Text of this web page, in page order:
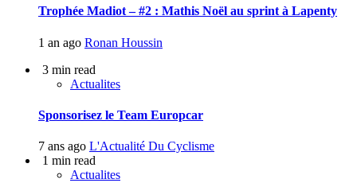
Trophée Madiot – #2 : Mathis Noël au sprint à Lapenty
1 an ago Ronan Houssin
3 min read
Actualites
Sponsorisez le Team Europcar
7 ans ago L'Actualité Du Cyclisme
1 min read
Actualites